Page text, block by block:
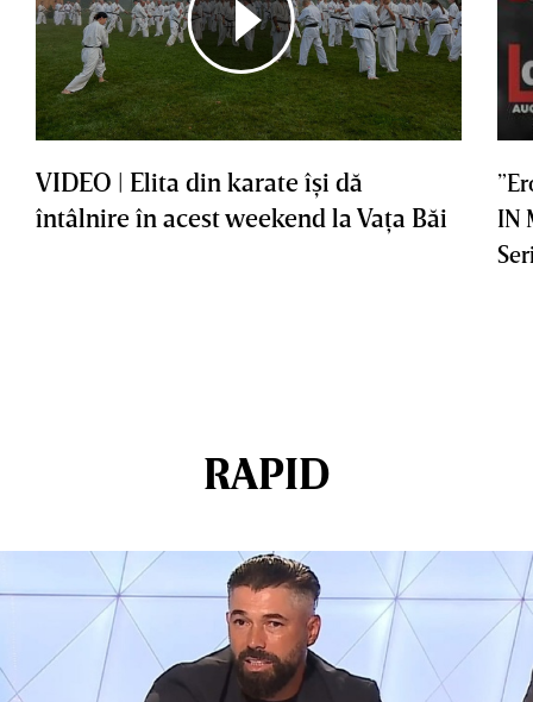
VIDEO | Elita din karate îşi dă
întâlnire în acest weekend la Vaţa Băi
IN
RAPID